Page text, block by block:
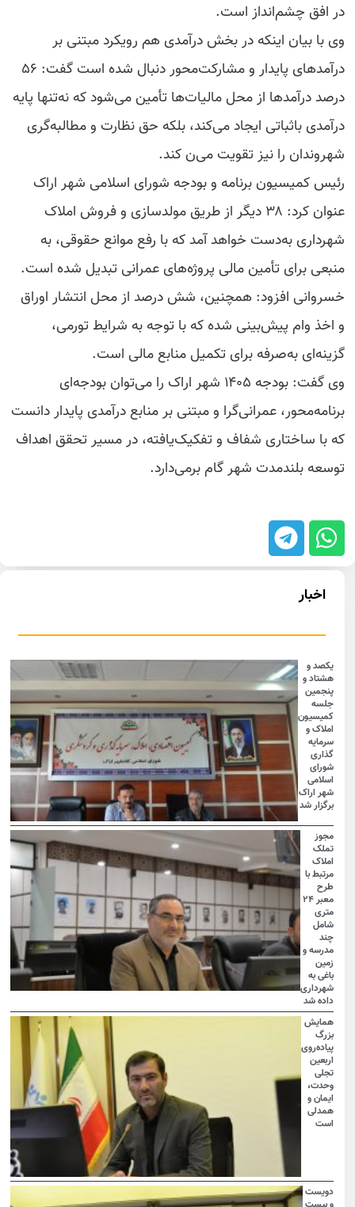
در افق چشم‌انداز است.
وی با بیان اینکه در بخش درآمدی هم رویکرد مبتنی بر
درآمدهای پایدار و مشارکت‌محور دنبال شده است گفت: ۵۶
درصد درآمدها از محل مالیات‌ها تأمین می‌شود که نه‌تنها پایه
درآمدی باثباتی ایجاد می‌کند، بلکه حق نظارت و مطالبه‌گری
شهروندان را نیز تقویت می‌ن کند.
رئیس کمیسیون برنامه و بودجه شورای اسلامی شهر اراک
عنوان کرد: ۳۸ دیگر از طریق مولدسازی و فروش املاک
شهرداری به‌دست خواهد آمد که با رفع موانع حقوقی، به
منبعی برای تأمین مالی پروژه‌های عمرانی تبدیل شده است.
خسروانی افزود: همچنین، شش درصد از محل انتشار اوراق
و اخذ وام پیش‌بینی شده که با توجه به شرایط تورمی،
گزینه‌ای به‌صرفه برای تکمیل منابع مالی است.
وی گفت: بودجه ۱۴۰۵ شهر اراک را می‌توان بودجه‌ای
برنامه‌محور، عمرانی‌گرا و مبتنی بر منابع درآمدی پایدار دانست
که با ساختاری شفاف و تفکیک‌یافته، در مسیر تحقق اهداف
توسعه بلندمدت شهر گام برمی‌دارد.
اخبار
یکصد و
هشتاد و
پنجمین
جلسه
کمیسیون
املاک و
سرمایه
گذاری
شورای
اسلامی
شهر اراک
برگزار شد
مجوز
تملک
املاک
مرتبط با
طرح
معبر ۲۴
متری
شامل
چند
مدرسه و
زمین
باغی به
شهرداری
داده شد
همایش
بزرگ
پیاده‌روی
اربعین
تجلی
وحدت،
ایمان و
همدلی
است
دویست